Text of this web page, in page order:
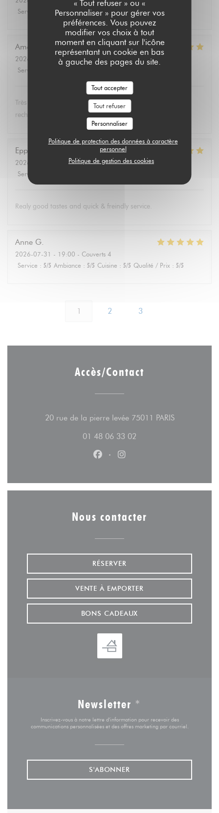
« Tout refuser » ou «
Personnaliser » pour gérer vos
préférences. Vous pouvez
modifier vos choix à tout
moment en cliquant sur l'icône
représentant un cookie en bas
à gauche des pages du site.
Tout accepter
Tout refuser
Personnaliser
Politique de protection des données à caractère
personnel
Politique de gestion des cookies
Service
Ambiance: 4/5 Cuisine: 5/5 Qualité / Prix
Amélie
2026-08-01
- 19:00 - Couverts 3
Service
Très bon et service très agréable. Même mon père (qui
rechigne un peu sur le vegan) a adoré les lasagnes !
Eppo
2026-08-01
- 19:30 - Couverts 4
Service
Realy good tastes and quick & freindly service.
Anne G
2026-07-31 - 19:00 - Couverts 4
Service : 5/5 Ambiance : 5/5 Cuisine : 5/5 Qualité / Prix : 5/5
1 2 3
Accès/Contact
20 rue de la pierre levée 75011 PARIS((ouvre une
01 48 06 33 02
Facebook ((ouvre une nouvelle
Instagram ((ouvre une
Nous contacter
RÉSERVER
VENTE À EMPORTER
BONS CADEAUX
Newsletter *
Inscrivez-vous à notre lettre d'information pour recevoir des
communications personnalisées et des offres marketing par courriel.
S'ABONNER